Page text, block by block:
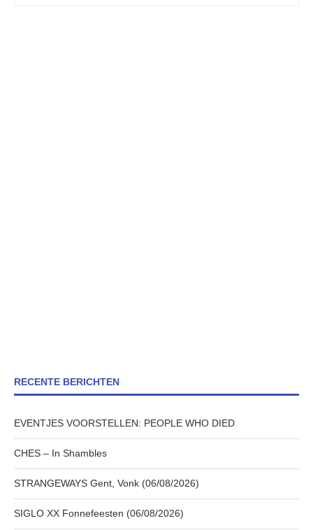
RECENTE BERICHTEN
EVENTJES VOORSTELLEN: PEOPLE WHO DIED
CHES – In Shambles
STRANGEWAYS Gent, Vonk (06/08/2026)
SIGLO XX Fonnefeesten (06/08/2026)